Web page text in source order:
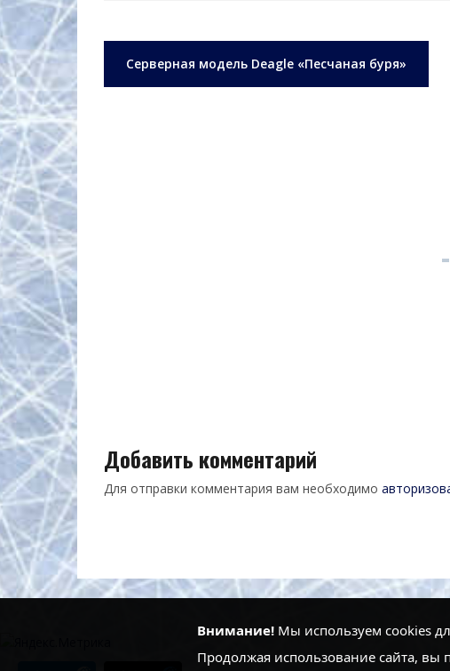
Навигация
по
Серверная модель Deagle «Песчаная буря»
Добавить комментарий
Для отправки комментария вам необходимо
Внимание! Мы используем cookies
Продолжая использование сайта, вы